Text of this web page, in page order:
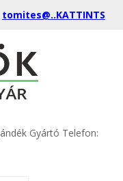
tomites@..KATTINTS
Gyártó Telefon: